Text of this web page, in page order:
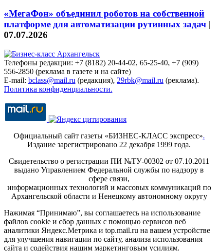
«МегаФон» объединил роботов на собственной
платформе для автоматизации рутинных задач |
07.07.2026
Телефоны редакции: +7 (8182) 20-44-02, 65-25-40, +7 (909)
556-2850 (реклама в газете и на сайте)
E-mail: bclass@mail.ru (редакция), 29rbk@mail.ru (реклама).
Политика конфиденциальности.
Официальный сайт газеты «БИЗНЕС-КЛАСС экспресс».
Издание зарегистрировано 22 декабря 1999 года.
Свидетельство о регистрации ПИ №ТУ-00302 от 07.10.2011
выдано Управлением Федеральной службы по надзору в
сфере связи,
информационных технологий и массовых коммуникаций по
Архангельской области и Ненецкому автономному округу
Нажимая “Принимаю”, вы соглашаетесь на использование
файлов cookie и сбор данных с помощью сервисов веб
аналитики Яндекс.Метрика и top.mail.ru на вашем устройстве
для улучшения навигации по сайту, анализа использования
сайта и содействия нашим маркетинговым усилиям.